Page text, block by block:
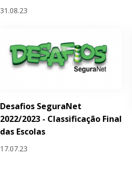
31.08.23
Desafios SeguraNet
2022/2023 - Classificação Final
das Escolas
17.07.23